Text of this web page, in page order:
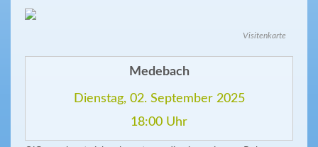
Visitenkarte
Medebach
Dienstag, 02. September 2025
18:00 Uhr